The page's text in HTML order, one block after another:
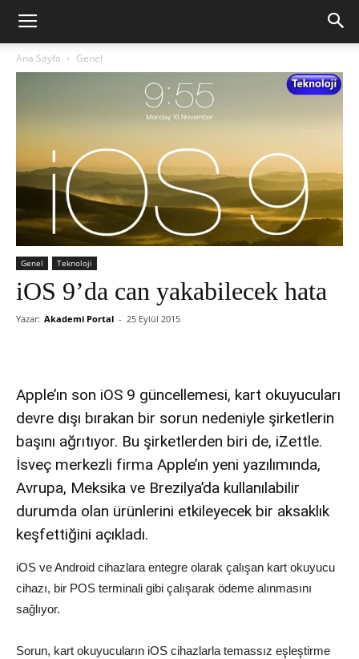
Ana Sayfa Genel
Genel Teknoloji
iOS 9’da can yakabilecek hata
Yazar: Akademi Portal - 25 Eylül 2015
Apple’ın son iOS 9 güncellemesi, kart okuyucuları
devre dışı bırakan bir sorun nedeniyle şirketlerin
başını ağrıtıyor. Bu şirketlerden biri de, iZettle.
İsveç merkezli firma Apple’ın yeni yazılımında,
Avrupa, Meksika ve Brezilya’da kullanılabilir
durumda olan ürünlerini etkileyecek bir aksaklık
keşfettiğini açıkladı.
iOS ve Android cihazlara entegre olarak çalışan kart okuyucu
cihazı, bir POS terminali gibi çalışarak ödeme alınmasını
sağlıyor.
Sorun, kart okuyucuların iOS cihazlarla temassız eşleştirme